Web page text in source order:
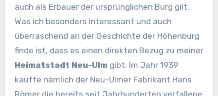
auch als Erbauer der ursprünglichen Burg gilt.
Was ich besonders interessant und auch
überraschend an der Geschichte der Höhenburg
finde ist, dass es einen direkten Bezug zu meiner
Heimatstadt Neu-Ulm gibt. Im Jahr 1939
kaufte nämlich der Neu-Ulmer Fabrikant Hans